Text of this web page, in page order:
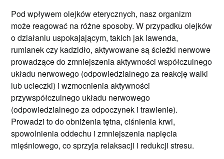
Pod wpływem olejków eterycznych, nasz organizm
może reagować na różne sposoby. W przypadku olejków
o działaniu uspokajającym, takich jak lawenda,
rumianek czy kadzidło, aktywowane są ścieżki nerwowe
prowadzące do zmniejszenia aktywności współczulnego
układu nerwowego (odpowiedzialnego za reakcję walki
lub ucieczki) i wzmocnienia aktywności
przywspółczulnego układu nerwowego
(odpowiedzialnego za odpoczynek i trawienie).
Prowadzi to do obniżenia tętna, ciśnienia krwi,
spowolnienia oddechu i zmniejszenia napięcia
mięśniowego, co sprzyja relaksacji i redukcji stresu.